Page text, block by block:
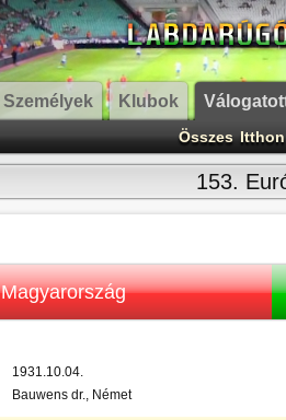
Személyek Klubok
Összes Itthon
153.
Magyarország
1931.10.04.
Bauwens dr., Német